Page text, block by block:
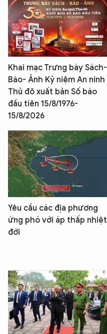
Khai mạc Trưng bày Sách-
Báo- Ảnh Kỷ niệm An ninh
Thủ đô xuất bản Số báo
đầu tiên 15/8/1976-
15/8/2026
Yêu cầu các địa phương
ứng phó với áp thấp nhiệt
đới